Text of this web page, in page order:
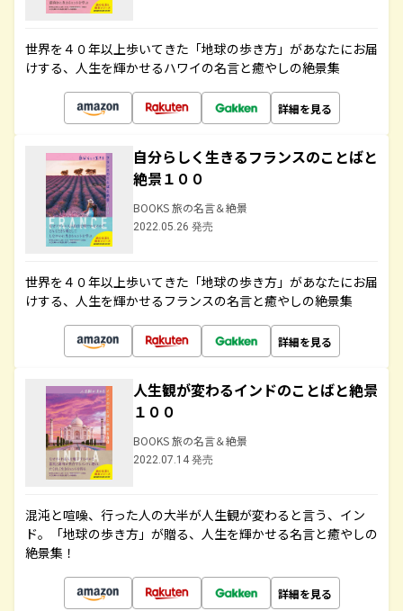
世界を４０年以上歩いてきた「地球の歩き方」があなたにお届
けする、人生を輝かせるハワイの名言と癒やしの絶景集
詳細を見る
自分らしく生きるフランスのことばと
絶景１００
BOOKS 旅の名言＆絶景
2022.05.26 発売
世界を４０年以上歩いてきた「地球の歩き方」があなたにお届
けする、人生を輝かせるフランスの名言と癒やしの絶景集
詳細を見る
人生観が変わるインドのことばと絶景
１００
BOOKS 旅の名言＆絶景
2022.07.14 発売
混沌と喧噪、行った人の大半が人生観が変わると言う、イン
ド。「地球の歩き方」が贈る、人生を輝かせる名言と癒やしの
絶景集！
詳細を見る